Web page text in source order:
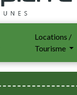
Locations /
Tourisme